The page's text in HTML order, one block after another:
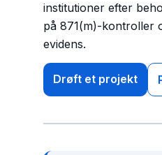
institutioner efter
på 871(m)-kontroller
evidens.
Drøft et projekt